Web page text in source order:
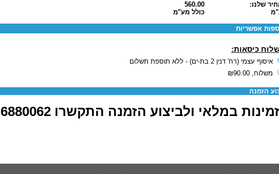
שלנו:
560.00
כולל מע"מ
אפשריות
כיסאות:
איסוף עצמי (רח' דנין 2 בת-ים) - ללא תוספת תשלום
משלוח, ₪90.00
הזמנה
במלאי ולביצוע הזמנה התקשרו 03-6880062